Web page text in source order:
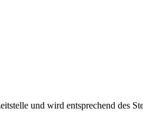
und wird entsprechend des